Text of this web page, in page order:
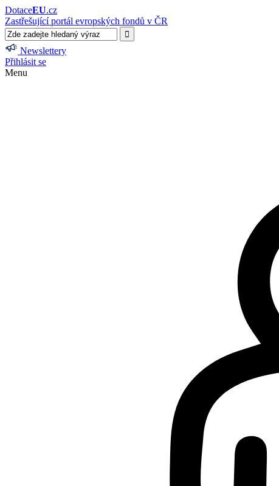
DotaceEU.cz
Zastřešující portál evropských fondů v ČR
Newslettery
Přihlásit se
Menu